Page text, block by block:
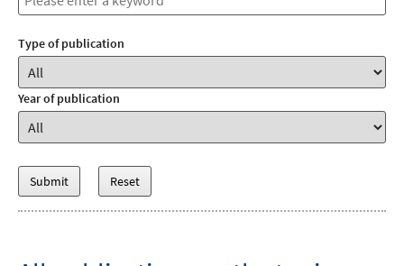
Type of publication
Year of publication